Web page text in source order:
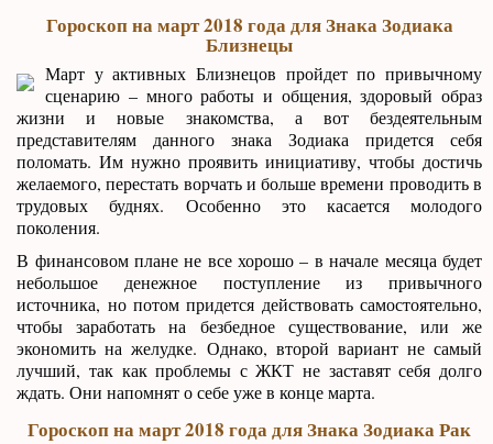
Гороскоп на март 2018 года для Знака Зодиака
Близнецы
Март у активных Близнецов пройдет по привычному
сценарию – много работы и общения, здоровый образ
жизни и новые знакомства, а вот бездеятельным
представителям данного знака Зодиака придется себя
поломать. Им нужно проявить инициативу, чтобы достичь
желаемого, перестать ворчать и больше времени проводить в
трудовых буднях. Особенно это касается молодого
поколения.
В финансовом плане не все хорошо – в начале месяца будет
небольшое денежное поступление из привычного
источника, но потом придется действовать самостоятельно,
чтобы заработать на безбедное существование, или же
экономить на желудке. Однако, второй вариант не самый
лучший, так как проблемы с ЖКТ не заставят себя долго
ждать. Они напомнят о себе уже в конце марта.
Гороскоп на март 2018 года для Знака Зодиака Рак